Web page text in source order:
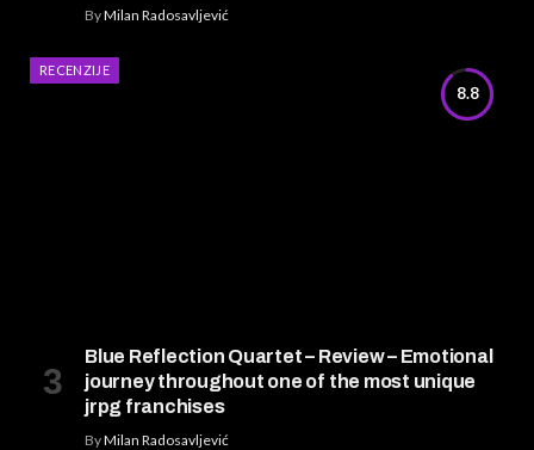
ByMilan Radosavljević
8.8
RECENZIJE
Blue Reflection Quartet – Review – Emotional
journey throughout one of the most unique
jrpg franchises
ByMilan Radosavljević